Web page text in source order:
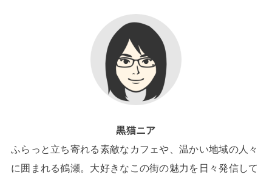
黒猫ニア
ふらっと立ち寄れる素敵なカフェや、温かい地域の人々
に囲まれる鶴瀬。大好きなこの街の魅力を日々発信して